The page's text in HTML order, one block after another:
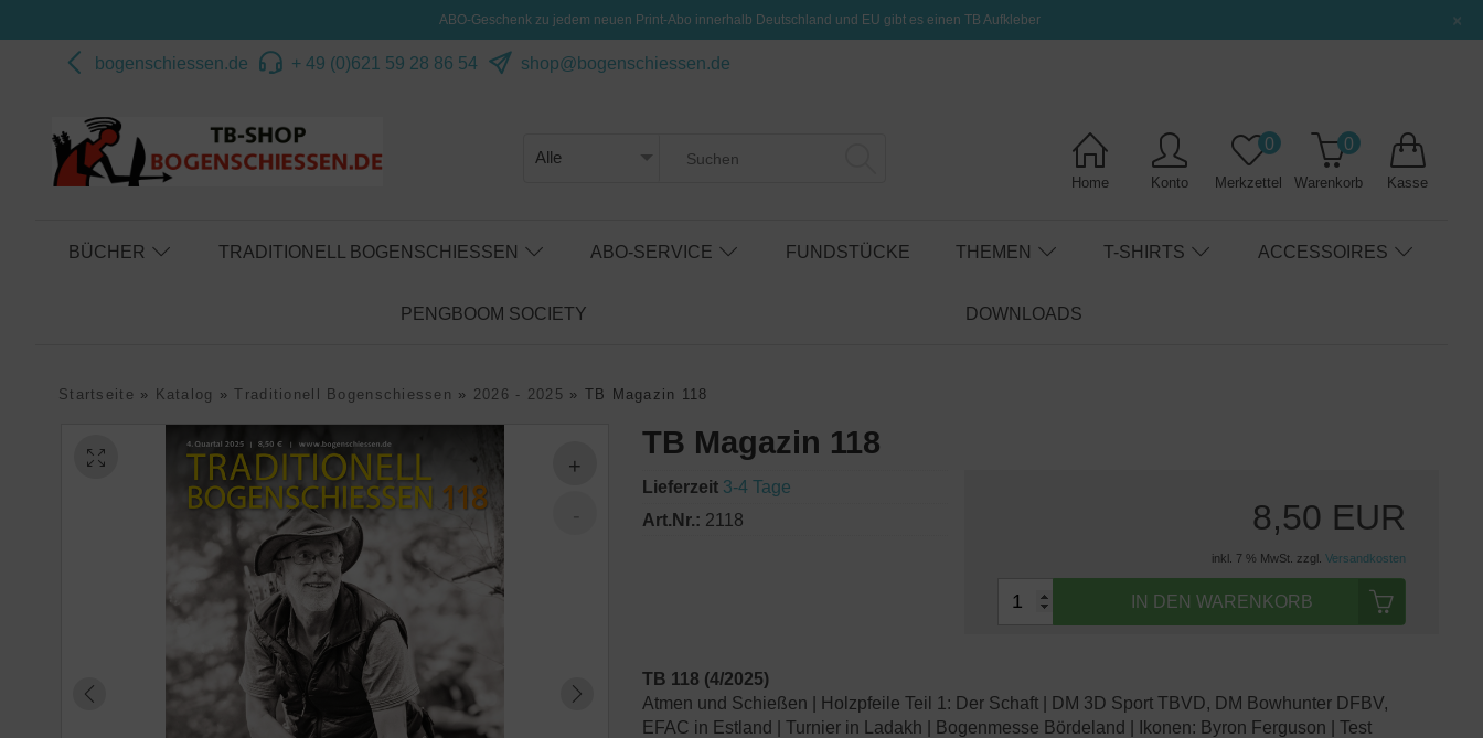
ABO-Geschenk zu jedem neuen Print-Abo innerhalb Deutschland und EU gibt es einen TB Aufkleber ×
bogenschiessen.de + 49 (0)621 59 28 86 54 shop@bogenschiessen.de
Home Konto Merkzettel
0
Warenkorb
0
Kasse
BÜCHER TRADITIONELL BOGENSCHIESSEN ABO-SERVICE FUNDSTÜCKE THEMEN T-SHIRTS ACCESSOIRES
PENGBOOM SOCIETY DOWNLOADS
Startseite » Katalog »Traditionell Bogenschiessen » 2026 - 2025 » TB Magazin 118
TB Magazin 118
Lieferzeit 3-4 Tage
Art.Nr.: 2118 8,50 EUR
inkl. 7 % MwSt. zzgl. Versandkosten
IN DEN WARENKORB
TB 118 (4/2025)
Atmen und Schießen | Holzpfeile Teil 1: Der Schaft | DM 3D Sport TBVD, DM Bowhunter DFBV,
EFAC in Estland | Turnier in Ladakh | Bogenmesse Bördeland | Ikonen: Byron Ferguson | Test